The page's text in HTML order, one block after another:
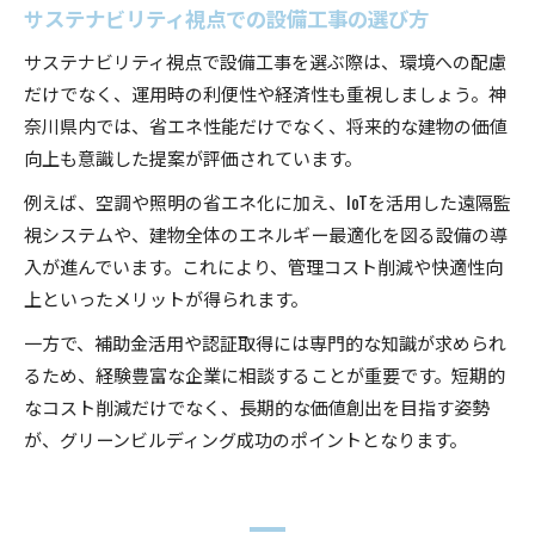
サステナビリティ視点での設備工事の選び方
サステナビリティ視点で設備工事を選ぶ際は、環境への配慮
だけでなく、運用時の利便性や経済性も重視しましょう。神
奈川県内では、省エネ性能だけでなく、将来的な建物の価値
向上も意識した提案が評価されています。
例えば、空調や照明の省エネ化に加え、IoTを活用した遠隔監
視システムや、建物全体のエネルギー最適化を図る設備の導
入が進んでいます。これにより、管理コスト削減や快適性向
上といったメリットが得られます。
一方で、補助金活用や認証取得には専門的な知識が求められ
るため、経験豊富な企業に相談することが重要です。短期的
なコスト削減だけでなく、長期的な価値創出を目指す姿勢
が、グリーンビルディング成功のポイントとなります。